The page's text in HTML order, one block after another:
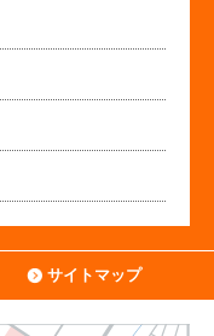
サイトマップ